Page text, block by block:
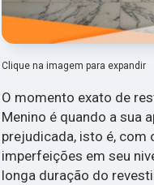
Clique na imagem para expandir
O momento exato de
Menino é quando a sua
prejudicada, isto é, com
imperfeições em seu
longa duração do